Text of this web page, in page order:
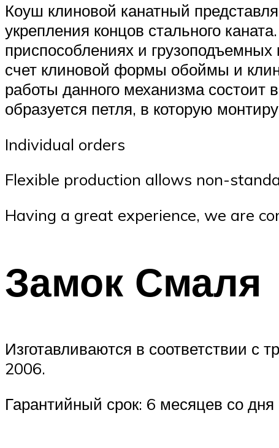
Коуш клиновой канатный
укрепления концов стального
приспособлениях и
счет клиновой формы обоймы и
работы данного механизма состоит
образуется петля, в которую
Individual orders
Flexible production allows non-
Having a great experience, we are
Замок Смаля
Изготавливаются в
2006.
Гарантийный срок: 6 месяцев со